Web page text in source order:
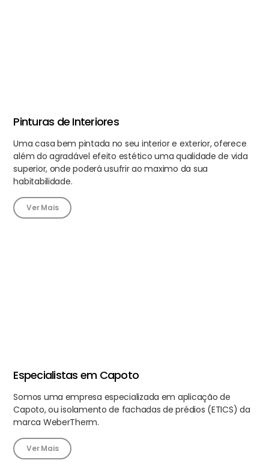
Pinturas de Interiores
Uma casa bem pintada no seu interior e exterior, oferece
além do agradável efeito estético uma qualidade de vida
superior, onde poderá usufrir ao maximo da sua
habitabilidade.
Ver Mais
Especialistas em Capoto
Somos uma empresa especializada em aplicação de
Capoto, ou isolamento de fachadas de prédios (ETICS) da
marca WeberTherm.
Ver Mais